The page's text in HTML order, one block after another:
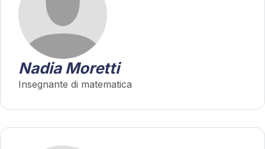
Nadia Moretti
Insegnante di matematica